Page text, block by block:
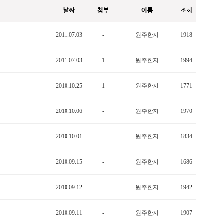
날짜 첨부 이름 조회
2011.07.03 - 원주한지 1918
2011.07.03 1 원주한지 1994
2010.10.25 1 원주한지 1771
2010.10.06 - 원주한지 1970
2010.10.01 - 원주한지 1834
2010.09.15 - 원주한지 1686
2010.09.12 - 원주한지 1942
2010.09.11 - 원주한지 1907